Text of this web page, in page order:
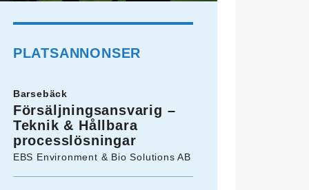
PLATSANNONSER
Barsebäck
Försäljningsansvarig –
Teknik & Hållbara
processlösningar
EBS Environment & Bio Solutions AB